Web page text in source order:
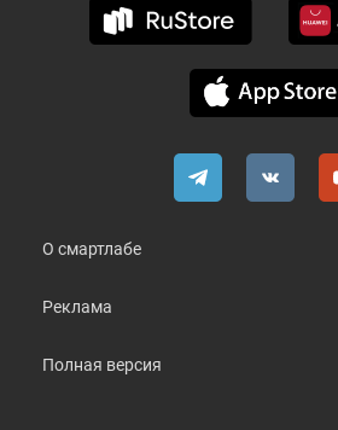
О смартлабе
Реклама
Полная версия